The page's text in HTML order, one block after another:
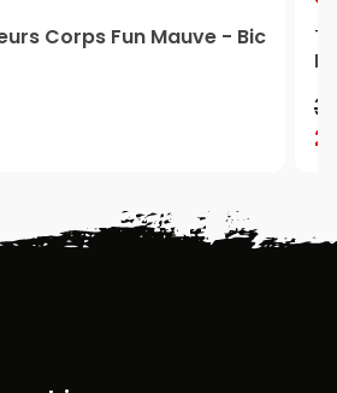
Corps Fun Mauve - Bic